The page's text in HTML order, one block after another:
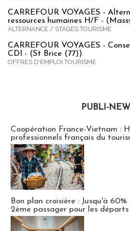
CARREFOUR VOYAGES -
ressources humaines H/F -
ALTERNANCE / STAGES TOURISME
CARREFOUR VOYAGES -
CDI - (St Brice (77))
OFFRES D'EMPLOI TOURISME
PUBLI-
Coopération France-Vietnam :
professionnels français du
Bon plan croisière : Jusqu'à
2ème passager pour les